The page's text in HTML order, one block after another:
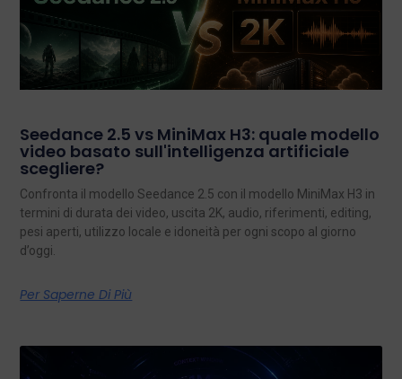
Seedance 2.5 vs MiniMax H3: quale modello
video basato sull'intelligenza artificiale
scegliere?
Confronta il modello Seedance 2.5 con il modello MiniMax H3 in
termini di durata dei video, uscita 2K, audio, riferimenti, editing,
pesi aperti, utilizzo locale e idoneità per ogni scopo al giorno
d’oggi.
Per Saperne Di Più